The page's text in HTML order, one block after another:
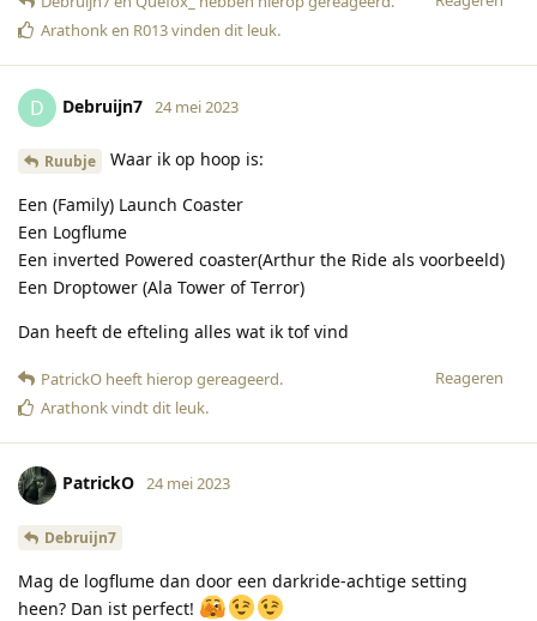
Arathonken R013vinden dit leuk.
D Debruijn7 24 mei 2023
Ruubje
Waar ik op hoop is:
Een (Family) Launch Coaster
Een Logflume
Een inverted Powered coaster(Arthur the Ride als voorbeeld)
Een Droptower (Ala Tower of Terror)
Dan heeft de efteling alles wat ik tof vind
Reageren
PatrickO heeft hierop gereageerd.
Arathonkvindt dit leuk.
PatrickO 24 mei 2023
Debruijn7
Mag de logflume dan door een darkride-achtige setting
heen? Dan ist perfect!